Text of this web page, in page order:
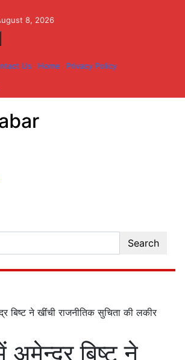
8, 2026
Us Home Privacy Policy
Search
बिष्ट ने खींची राजनीतिक सुचिता की लकीर
अमेन्द्र बिष्ट ने